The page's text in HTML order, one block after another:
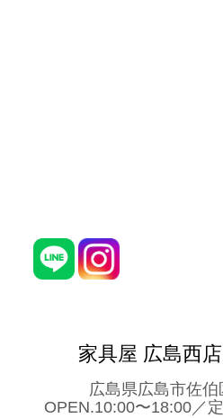
家具屋 広島西
広島県広島市佐
OPEN.10:00〜18:00／